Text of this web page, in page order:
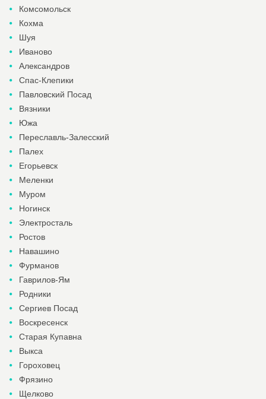
Комсомольск
Кохма
Шуя
Иваново
Александров
Спас-Клепики
Павловский Посад
Вязники
Южа
Переславль-Залесский
Палех
Егорьевск
Меленки
Муром
Ногинск
Электросталь
Ростов
Навашино
Фурманов
Гаврилов-Ям
Родники
Сергиев Посад
Воскресенск
Старая Купавна
Выкса
Гороховец
Фрязино
Щелково